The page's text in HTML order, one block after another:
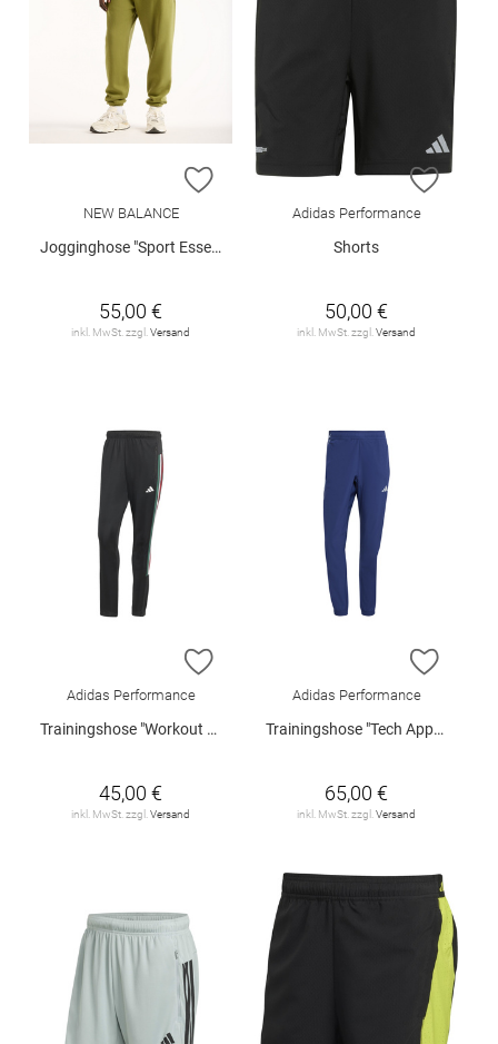
ZUR WUNSCHLISTE HINZUFÜGEN
NEW BALANCE
Jogginghose "Sport Essentials"
55,00 €
inkl. MwSt. zzgl. Versand
ZUR
Adidas Performance
Shorts
50,00 €
inkl. MwSt. zzgl. Versand
ZUR WUNSCHLISTE HINZUFÜGEN
Adidas Performance
Trainingshose "Workout Essentials"
45,00 €
inkl. MwSt. zzgl. Versand
ZUR
Adidas Performance
Trainingshose "Tech Apparel"
65,00 €
inkl. MwSt. zzgl. Versand